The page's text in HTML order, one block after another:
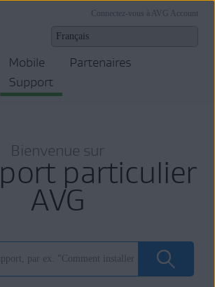
Connectez-vous à AVG Account
Mobile
Partenaires
Support
Bienvenue sur
particulier
AVG